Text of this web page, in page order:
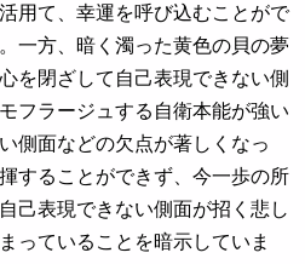
用て、幸運を呼び込むことがで
一方、暗く濁った黄色の貝の夢
を閉ざして自己表現できない側
フラージュする自衛本能が強い
側面などの欠点が著しくなっ
することができず、今一歩の所
己表現できない側面が招く悲し
っていることを暗示していま